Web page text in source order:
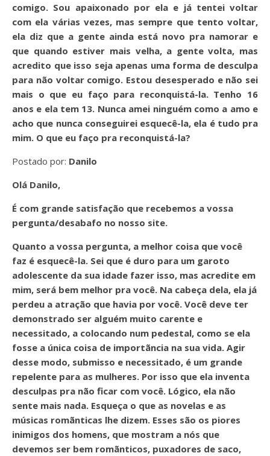
comigo. Sou apaixonado por ela e já tentei voltar
com ela várias vezes, mas sempre que tento voltar,
ela diz que a gente ainda está novo pra namorar e
que quando estiver mais velha, a gente volta, mas
acredito que isso seja apenas uma forma de desculpa
para não voltar comigo. Estou desesperado e não sei
mais o que eu faço para reconquistá-la. Tenho 16
anos e ela tem 13. Nunca amei ninguém como a amo e
acho que nunca conseguirei esquecê-la, ela é tudo pra
mim. O que eu faço pra reconquistá-la?
Postado por: Danilo
Olá Danilo,
É com grande satisfação que recebemos a vossa
pergunta/desabafo no nosso site.
Quanto a vossa pergunta, a melhor coisa que você
faz é esquecê-la. Sei que é duro para um garoto
adolescente da sua idade fazer isso, mas acredite em
mim, será bem melhor pra você. Na cabeça dela, ela já
perdeu a atração que havia por você. Você deve ter
demonstrado ser alguém muito carente e
necessitado, a colocando num pedestal, como se ela
fosse a única coisa de importãncia na sua vida. Agir
desse modo, submisso e necessitado, é um grande
repelente para as mulheres. Por isso que ela inventa
desculpas pra não ficar com você. Lógico, ela não
sente mais nada. Esqueça o que as novelas e as
músicas romãnticas lhe dizem. Esses são os piores
inimigos dos homens, que mostram a nós que
devemos ser bem romãnticos, puxadores de saco,